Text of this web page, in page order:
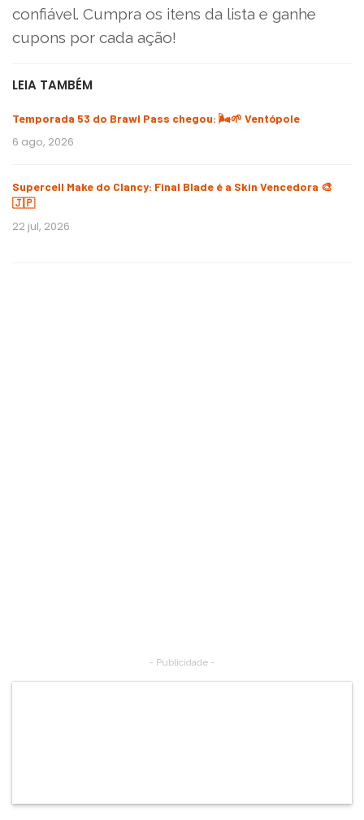
confiável. Cumpra os itens da lista e ganhe
cupons por cada ação!
LEIA TAMBÉM
Temporada 53 do Brawl Pass chegou: 🌬️🌱 Ventópole
6 ago, 2026
Supercell Make do Clancy: Final Blade é a Skin Vencedora 🎨
🇯🇵
22 jul, 2026
- Publicidade -